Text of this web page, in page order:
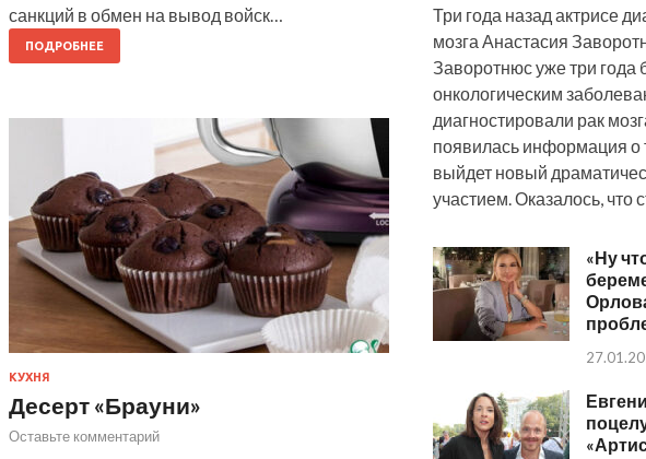
санкций в обмен на вывод войск…
ПОДРОБНЕЕ
КУХНЯ
Десерт «Брауни»
Оставьте комментарий
Три года назад актрисе
мозга Анастасия
Заворотнюс уже три года
онкологическим
диагностировали рак
появилась информация о
выйдет новый
участием. Оказалось, что
«Ну